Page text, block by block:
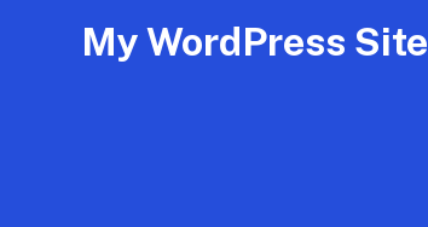
My WordPress Site